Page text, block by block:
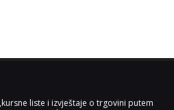
liste i izvještaje o trgovini putem